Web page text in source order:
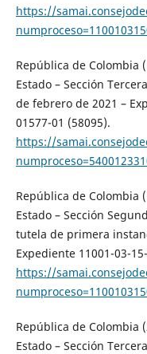
https://
República de Colombia
Estado – Sección
de febrero de 2021 –
01577-01 (58095).
https://
República de Colombia
Estado – Sección
tutela de primera
Expediente 11001-03-
https://
República de Colombia
Estado – Sección